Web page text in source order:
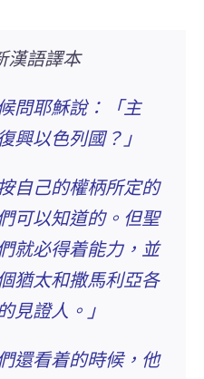
漢語譯本
問耶穌說：「主
興以色列國？」
自己的權柄所定的
可以知道的。但聖
就必得着能力，並
猶太和撒馬利亞各
見證人。 」
還看着的時候，他